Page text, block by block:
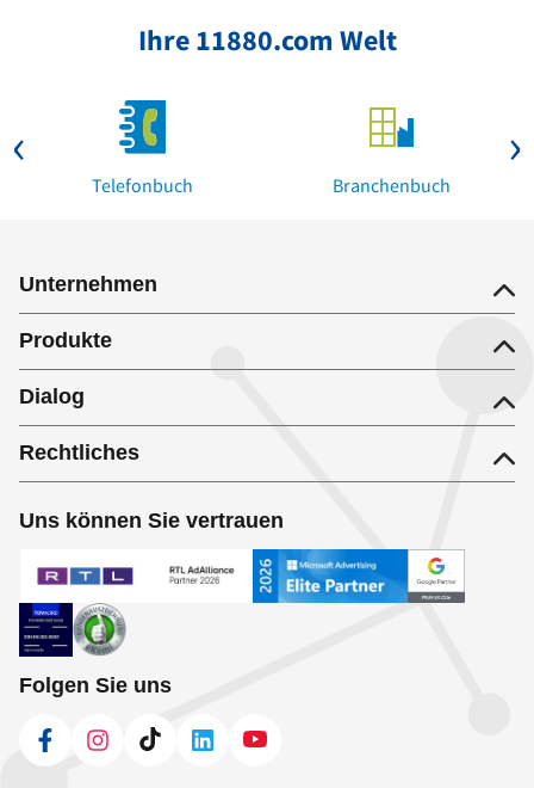
Ihre 11880.com Welt
Telefonbuch Branchenbuch
Unternehmen
Produkte
Dialog
Rechtliches
Uns können Sie vertrauen
Folgen Sie uns